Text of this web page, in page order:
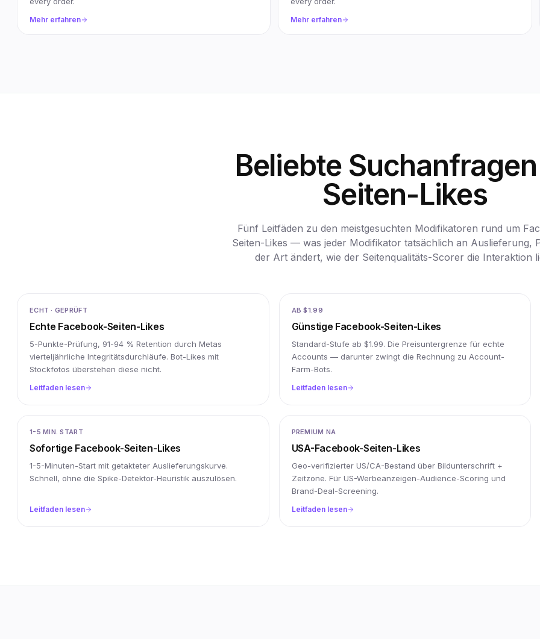
Mehr erfahren Mehr erfahren
Beliebte
Seiten-Likes
Fünf Leitfäden zu den meistgesuchten Modifikatoren rund um
Seiten-Likes — was jeder Modifikator tatsächlich an Auslieferung,
der Art ändert, wie der Seitenqualitäts-Scorer die Interaktion
ECHT · GEPRÜFT
Echte Facebook-Seiten-Likes
5-Punkte-Prüfung, 91-94 % Retention durch Metas
vierteljährliche Integritätsdurchläufe. Bot-Likes mit
Stockfotos überstehen diese nicht.
Leitfaden lesen
AB $1.99
Günstige Facebook-Seiten-Likes
Standard-Stufe ab $1.99. Die Preisuntergrenze für echte
Accounts — darunter zwingt die Rechnung zu Account-
Farm-Bots.
Leitfaden lesen
1-5 MIN. START
Sofortige Facebook-Seiten-Likes
1-5-Minuten-Start mit getakteter Auslieferungskurve.
Schnell, ohne die Spike-Detektor-Heuristik auszulösen.
Leitfaden lesen
PREMIUM NA
USA-Facebook-Seiten-Likes
Geo-verifizierter US/CA-Bestand über Bildunterschrift +
Zeitzone. Für US-Werbeanzeigen-Audience-Scoring und
Brand-Deal-Screening.
Leitfaden lesen